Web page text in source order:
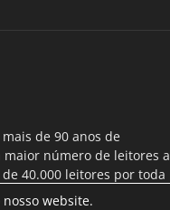
de 90 anos de
número de leitores a
40.000 leitores por toda
em Portugal
website.